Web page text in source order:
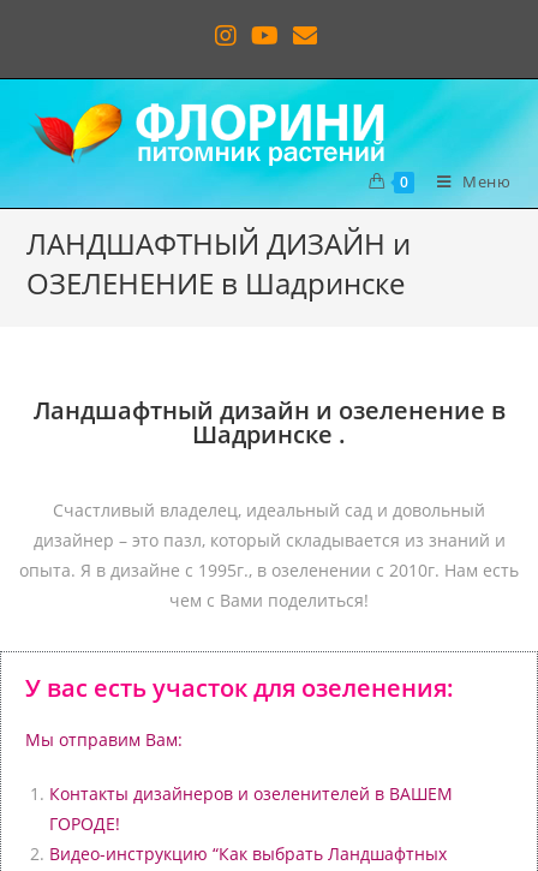
0 Меню
ЛАНДШАФТНЫЙ ДИЗАЙН и
ОЗЕЛЕНЕНИЕ в Шадринске
Ландшафтный дизайн и озеленение в
Шадринске .
Счастливый владелец, идеальный сад и довольный
дизайнер – это пазл, который складывается из знаний и
опыта. Я в дизайне с 1995г., в озеленении с 2010г. Нам есть
чем с Вами поделиться!
У вас есть участок для озеленения:
Мы отправим Вам:
Контакты дизайнеров и озеленителей в ВАШЕМ
ГОРОДЕ!
Видео-инструкцию “Как выбрать Ландшафтных